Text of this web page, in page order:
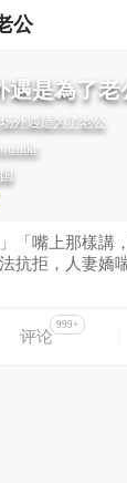
公
遇是為了老
外遇是为了老公
「嘴上那樣講
抗拒，人妻嬌
评论
999+